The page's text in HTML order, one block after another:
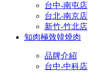
台中-南屯店
台北-南京店
新竹-竹北店
知肉極致韓燒肉
品牌介紹
台中-中科店